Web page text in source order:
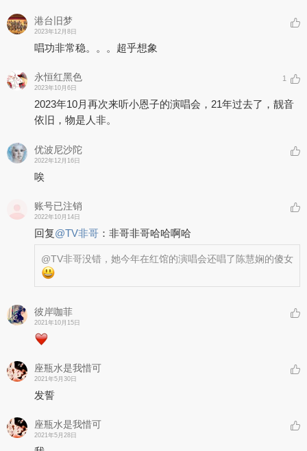
港台旧梦
2023年12月8日
唱功非常稳。。。超乎想象
永恒红黑色
2023年10月6日
1
2023年10月再次来听小恩子的演唱会，21年过去了，靓音
依旧，物是人非。
优波尼沙陀
2022年12月16日
唉
账号已注销
2022年10月14日
回复@TV非哥 ： 非哥非哥哈哈啊哈
@TV非哥没错，她今年在红馆的演唱会还唱了陈慧娴的傻女
彼岸咖菲
2021年10月15日
座瓶水是我惜可
2021年5月30日
发誓
座瓶水是我惜可
2021年5月28日